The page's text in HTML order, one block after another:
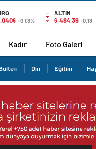
-0.08%
ALTIN
6.484,39 -0,18
Kadın Foto Galeri
Bülten Din Eğitim